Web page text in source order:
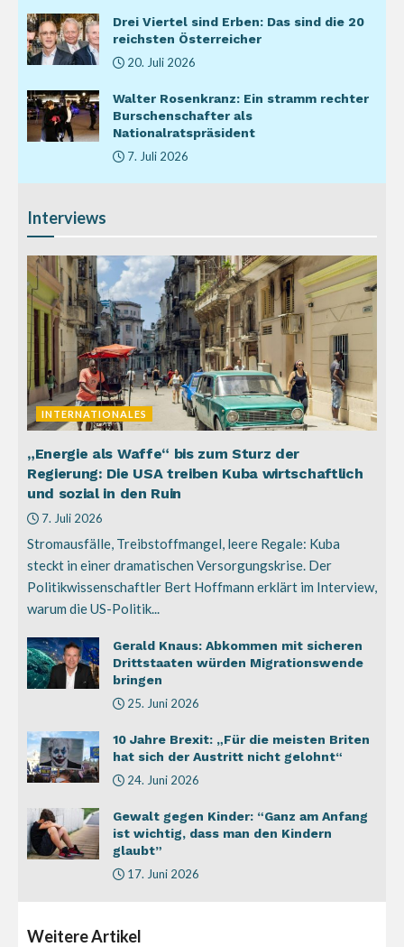
Drei Viertel sind Erben: Das sind die 20
reichsten Österreicher
20. Juli 2026
Walter Rosenkranz: Ein stramm rechter
Burschenschafter als
Nationalratspräsident
7. Juli 2026
Interviews
INTERNATIONALES
„Energie als Waffe“ bis zum Sturz der
Regierung: Die USA treiben Kuba wirtschaftlich
und sozial in den Ruin
7. Juli 2026
Stromausfälle, Treibstoffmangel, leere Regale: Kuba
steckt in einer dramatischen Versorgungskrise. Der
Politikwissenschaftler Bert Hoffmann erklärt im Interview,
warum die US-Politik...
Gerald Knaus: Abkommen mit sicheren
Drittstaaten würden Migrationswende
bringen
25. Juni 2026
10 Jahre Brexit: „Für die meisten Briten
hat sich der Austritt nicht gelohnt“
24. Juni 2026
Gewalt gegen Kinder: “Ganz am Anfang
ist wichtig, dass man den Kindern
glaubt”
17. Juni 2026
WeitereArtikel